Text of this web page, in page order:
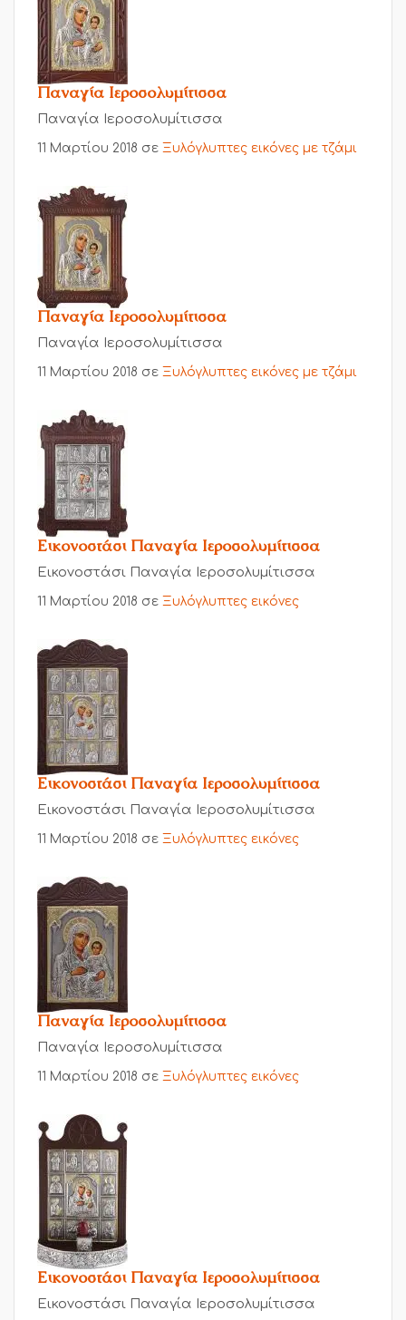
Παναγία Ιεροσολυμίτισσα
Παναγία Ιεροσολυμίτισσα
11 Μαρτίου 2018 σε Ξυλόγλυπτες εικόνες με τζάμι
Παναγία Ιεροσολυμίτισσα
Παναγία Ιεροσολυμίτισσα
11 Μαρτίου 2018 σε Ξυλόγλυπτες εικόνες με τζάμι
Εικονοστάσι Παναγία Ιεροσολυμίτισσα
Εικονοστάσι Παναγία Ιεροσολυμίτισσα
11 Μαρτίου 2018 σε Ξυλόγλυπτες εικόνες
Εικονοστάσι Παναγία Ιεροσολυμίτισσα
Εικονοστάσι Παναγία Ιεροσολυμίτισσα
11 Μαρτίου 2018 σε Ξυλόγλυπτες εικόνες
Παναγία Ιεροσολυμίτισσα
Παναγία Ιεροσολυμίτισσα
11 Μαρτίου 2018 σε Ξυλόγλυπτες εικόνες
Εικονοστάσι Παναγία Ιεροσολυμίτισσα
Εικονοστάσι Παναγία Ιεροσολυμίτισσα